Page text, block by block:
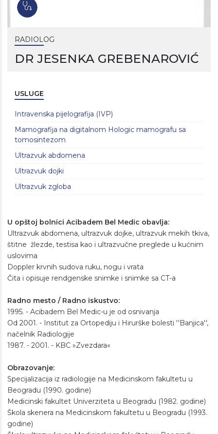
RADIOLOG
DR JESENKA GREBENAROVIĆ
USLUGE
Intravenska pijelografija (IVP)
Mamografija na digitalnom Hologic mamografu sa
tomosintezom
Ultrazvuk abdomena
Ultrazvuk dojki
Ultrazvuk zgloba
U opštoj bolnici Acibadem Bel Medic obavlja:
Ultrazvuk abdomena, ultrazvuk dojke, ultrazvuk mekih tkiva,
štitne žlezde, testisa kao i ultrazvučne preglede u kućnim
uslovima
Doppler krvnih sudova ruku, nogu i vrata
Čita i opisuje rendgenske snimke i snimke sa CT-a
Radno mesto / Radno iskustvo:
1995. - Acibadem Bel Medic-u je od osnivanja
Od 2001. - Institut za Ortopediju i Hirurške bolesti ''Banjica'',
načelnik Radiologije
1987. - 2001. - KBC »Zvezdara«
Obrazovanje:
Specijalizacija iz radiologije na Medicinskom fakultetu u
Beogradu (1990. godine)
Medicinski fakultet Univerziteta u Beogradu (1982. godine)
Škola skenera na Medicinskom fakultetu u Beogradu (1993.
godine)